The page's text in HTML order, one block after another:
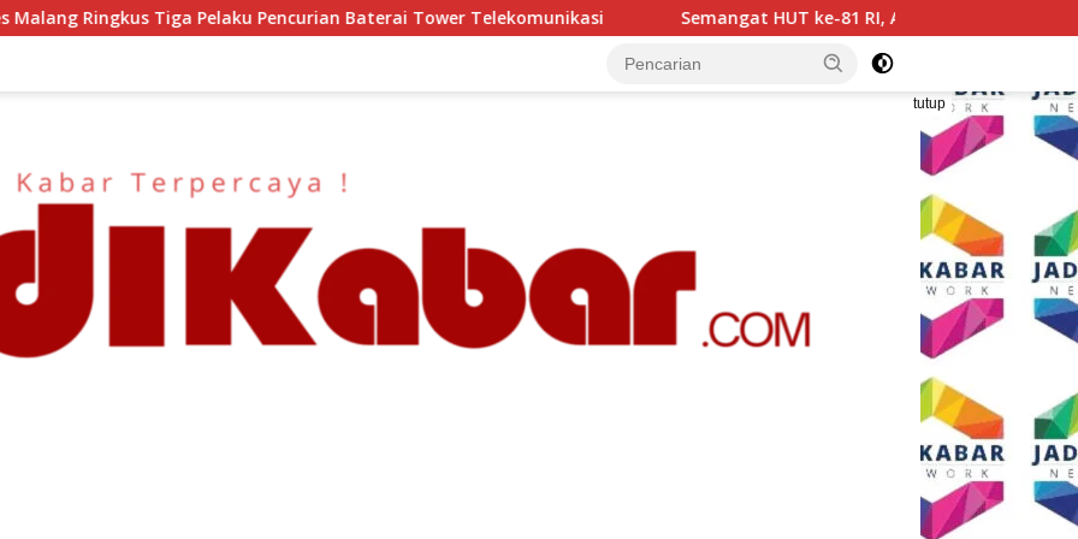
Baterai Tower Telekomunikasi Semangat HUT ke-81 RI, AKP Adik Agus Putrawan: Kemerdekaan Harus Dijaga
tutup